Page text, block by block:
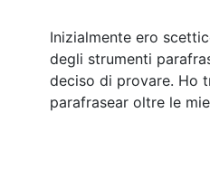
Inizialmente ero
degli strumenti
deciso di provare. Ho
parafrasear oltre le